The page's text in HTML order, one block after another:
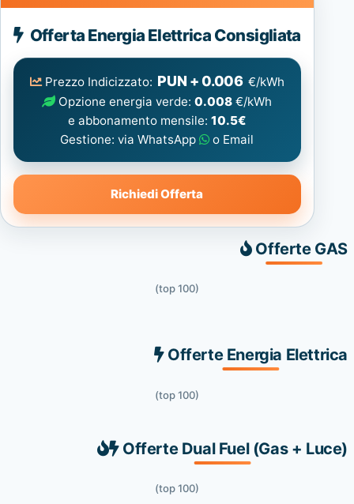
Energia
Elettrica
consigliata
Offerta Energia Elettrica Consigliata
Prezzo Indicizzato: PUN + 0.006 €/kWh
Opzione energia verde:0.008 €/kWh
e abbonamento mensile: 10.5€
Gestione: via WhatsApp
o Email
Richiedi Offerta
Offerte GAS
(top 100)
Offerte Energia Elettrica
(top 100)
Offerte Dual Fuel (Gas + Luce)
(top 100)